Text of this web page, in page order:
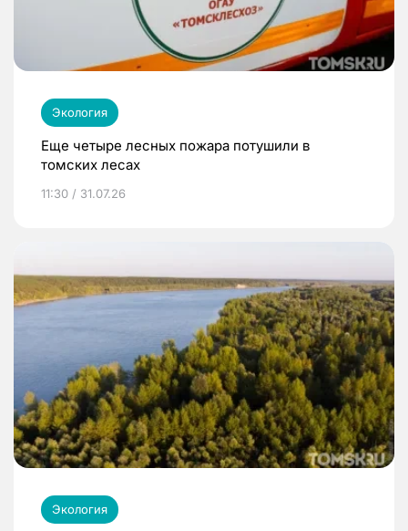
Экология
Еще четыре лесных пожара потушили в
томских лесах
11:30 / 31.07.26
Экология